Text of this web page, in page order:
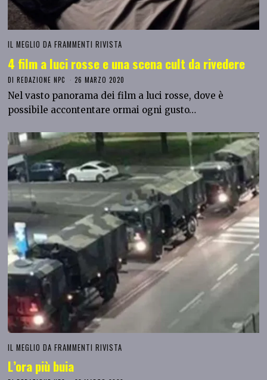
IL MEGLIO DA FRAMMENTI RIVISTA
4 film a luci rosse e una scena cult da rivedere
DIREDAZIONE NPC 26 MARZO 2020
Nel vasto panorama dei film a luci rosse, dove è
possibile accontentare ormai ogni gusto…
IL MEGLIO DA FRAMMENTI RIVISTA
L’ora più buia